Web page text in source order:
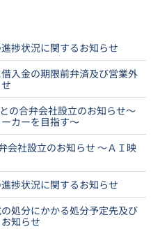
捗状況に関するお知らせ
入金の期限前弁済及び営業外
の合弁会社設立のお知らせ～
カーを目指す～
会社設立のお知らせ ～ＡＩ映
捗状況に関するお知らせ
処分にかかる処分予定先及び
知らせ